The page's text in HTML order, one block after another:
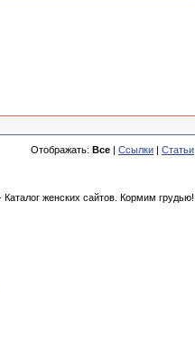
Отображать: Все | Ссылки | Статьи
женских сайтов. Кормим грудью!